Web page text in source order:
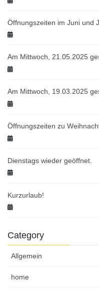
Öffnungszeiten im Juni und
Am Mittwoch, 21.05.2025
Am Mittwoch, 19.03.2025
Öffnungszeiten zu
Dienstags wieder geöffnet.
Kurzurlaub!
Category
Allgemein
home